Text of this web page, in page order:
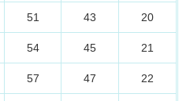
51 43 20
54 45 21
57 47 22